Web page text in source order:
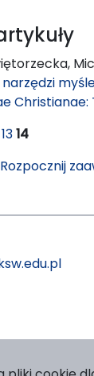
Christianae:
1314
Rozpocznij